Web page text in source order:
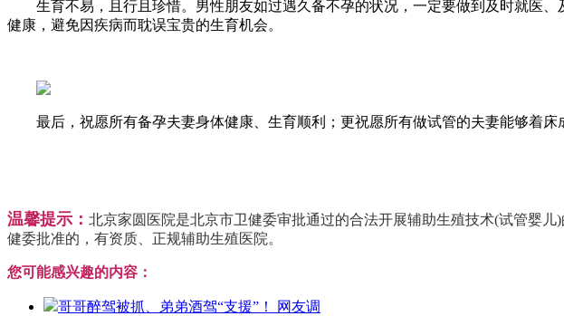
生育不易，且行且珍惜。男性朋友如过遇久备不孕的状况，一定要做到及时就医、
健康，避免因疾病而耽误宝贵的生育机会。
最后，祝愿所有备孕夫妻身体健康、生育顺利；更祝愿所有做试管的夫妻能够着床
温馨提示： 北京家圆医院是北京市卫健委审批通过的合法开展辅助生殖技术(试管婴
健委批准的，有资质、正规辅助生殖医院。
您可能感兴趣的内容：
哥哥醉驾被抓、弟弟酒驾“支援”！ 网友调